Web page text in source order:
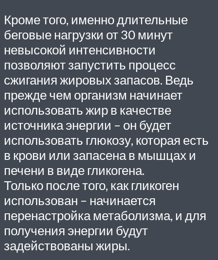
Кроме того, именно длительные
беговые нагрузки от 30 минут
невысокой интенсивности
позволяют запустить процесс
сжигания жировых запасов. Ведь
прежде чем организм начинает
использовать жир в качестве
источника энергии – он будет
использовать глюкозу, которая есть
в крови или запасена в мышцах и
печени в виде гликогена.
Только после того, как гликоген
использован – начинается
перенастройка метаболизма, и для
получения энергии будут
задействованы жиры.